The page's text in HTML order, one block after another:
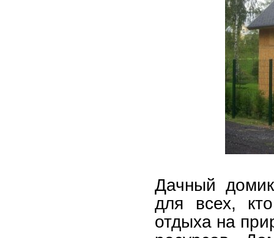
Дачный
для всех,
отдыха на